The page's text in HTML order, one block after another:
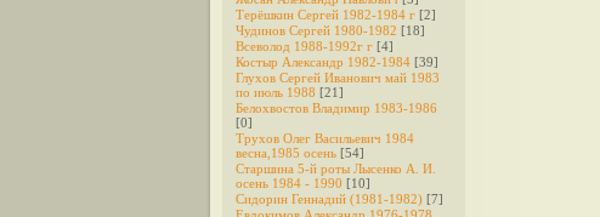
Терёшкин Сергей 1982-1984 г [2]
Чудинов Сергей 1980-1982 [18]
Всеволод 1988-1992г г [4]
Костыр Александр 1982-1984 [39]
Глухов Сергей Иванович май 1983
по июль 1988 [21]
Белохвостов Владимир 1983-1986
[0]
Трухов Олег Васильевич 1984
весна,1985 осень [54]
Старшина 5-й роты Лысенко А. И.
осень 1984 - 1990 [10]
Сидорин Геннадий (1981-1982) [7]